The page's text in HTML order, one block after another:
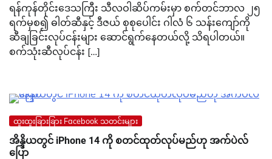
ရန်ကုန်တိုင်းဒေသကြီး သီလဝါဆိပ်ကမ်းမှာ စက်တင်ဘာလ ၂၅
ရက်မှစ၍ ဓါတ်ဆီနှင့် ဒီဇယ် စုစုပေါင်း ဂါလံ ၆ သန်းကျော်ကို
ဆီချခြင်းလုပ်ငန်းများ ဆောင်ရွက်နေတယ်လို့ သိရပါတယ်။
စက်သုံးဆီလုပ်ငန်း […]
ထူးထူးခြားခြား Facebook သတင်းများ
အိန္ဒိယတွင် iPhone 14 ကို စတင်ထုတ်လုပ်မည်ဟု အက်ပဲလ်
ပြော